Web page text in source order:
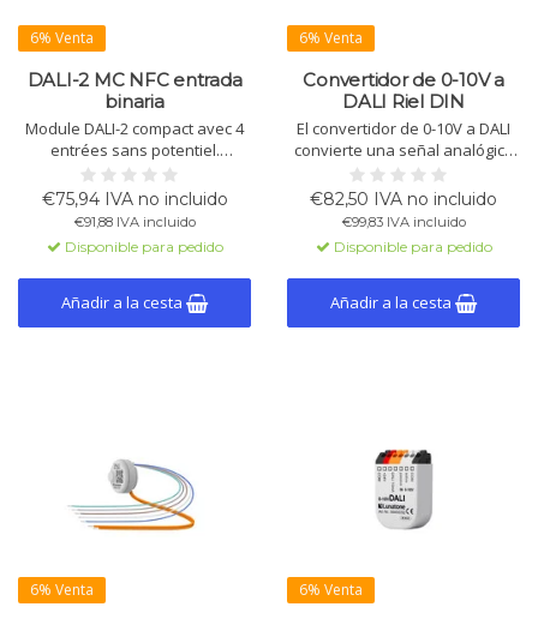
6% Venta
DALI-2 MC NFC entrada
binaria
Module DALI-2 compact avec 4
entrées sans potentiel.
Convient pour la variation, la
commutation, les scènes et le
contrôle des couleurs.
Configuration via DALI Cockpit
et NFC.
€75,94 IVA no incluido
€91,88 IVA incluido
Disponible para pedido
Añadir a la cesta
6% Venta
Convertidor de 0-10V a
DALI Riel DIN
El convertidor de 0-10V a DALI
convierte una señal analógica
de 0-10V en un valor de
atenuación DALI. Adecuado
para montaje en riel DIN,
configurable a través del
software DALI Cockpit,
alimentación de 12-24V DC.
€82,50 IVA no incluido
€99,83 IVA incluido
Disponible para pedido
Añadir a la cesta
6% Venta 6% Venta